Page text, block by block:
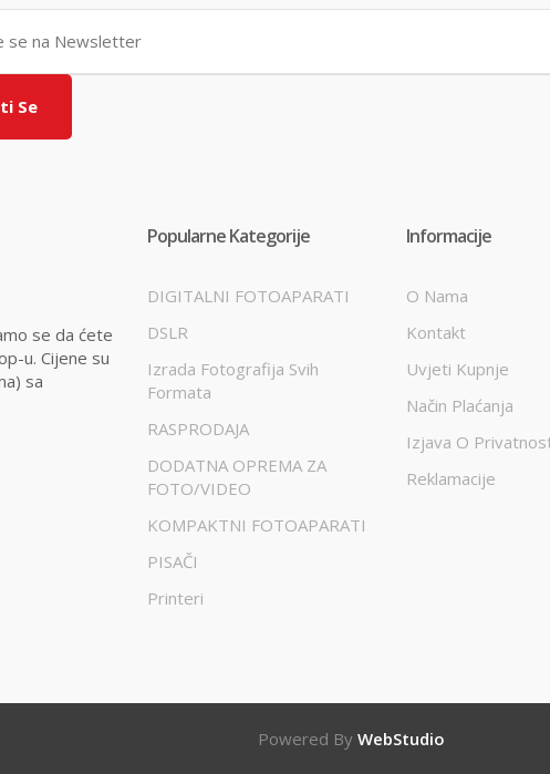
Se
se da ćete
u. Cijene su
sa
Popularne Kategorije
DIGITALNI FOTOAPARATI
DSLR
Izrada Fotografija Svih
Formata
RASPRODAJA
DODATNA OPREMA ZA
FOTO/VIDEO
KOMPAKTNI FOTOAPARATI
PISAČI
Printeri
Informacije
O Nama
Kontakt
Uvjeti Kupnje
Način Plaćanja
Izjava O
Reklamacije
Powered ByWebStudio